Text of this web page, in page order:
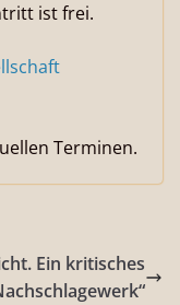
ist frei.
Terminen.
Ein kritisches